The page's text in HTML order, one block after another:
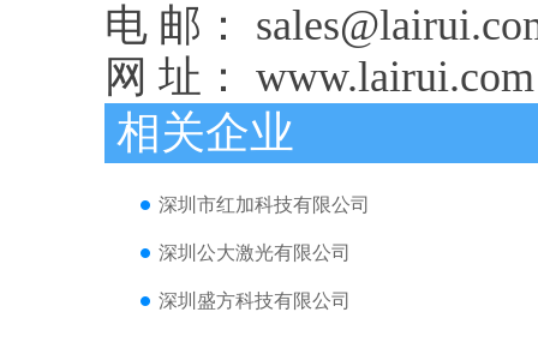
电 邮：
网 址：
相关企业
深圳市红加科技有限公司
深圳公大激光有限公司
深圳盛方科技有限公司